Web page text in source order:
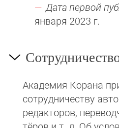
Дата первой
января 2023 г.
Академия Корана
сотруд­ни­чест­ву
редакто­ров,